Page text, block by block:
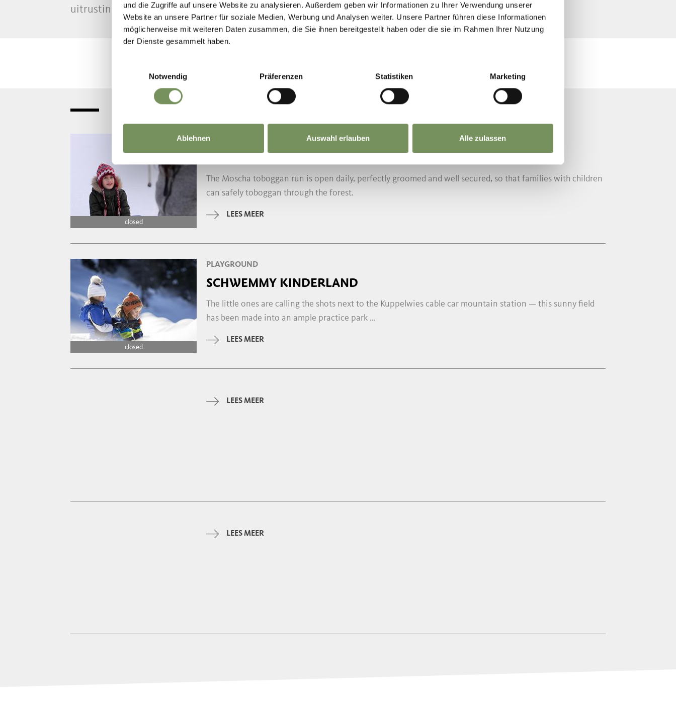
und die Zugriffe auf unsere Website zu analysieren. Außerdem geben wir Informationen zu Ihrer Verwendung unserer
Website an unsere Partner für soziale Medien, Werbung und Analysen weiter. Unsere Partner führen diese Informationen
möglicherweise mit weiteren Daten zusammen, die Sie ihnen bereitgestellt haben oder die sie im Rahmen Ihrer Nutzung
der Dienste gesammelt haben.
Notwendig
Präferenzen Statistiken Marketing
Ablehnen Auswahl erlauben Alle zulassen
uitrusting is te huur bij het naburige verhuurbedrijf.
closed
TOBOGGAN RUNS, RODELN LTS
MOSCHA SLED RUN
The Moscha toboggan run is open daily, perfectly groomed and well secured, so that families with children
can safely toboggan through the forest.
LEES MEER
closed
PLAYGROUND
SCHWEMMY KINDERLAND
The little ones are calling the shots next to the Kuppelwies cable car mountain station — this sunny field
has been made into an ample practice park ...
LEES MEER
LEES MEER
LEES MEER